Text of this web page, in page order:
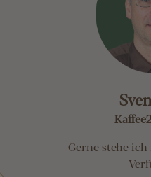
Gerne stehe